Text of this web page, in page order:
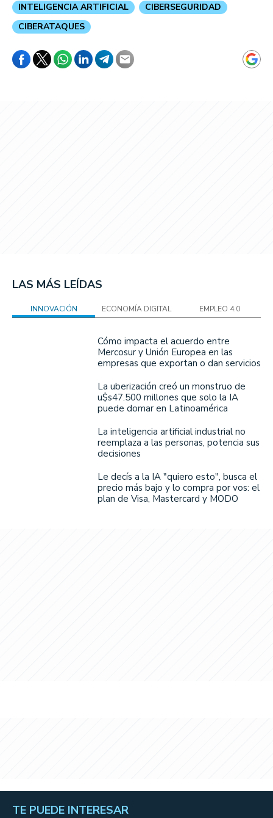
INTELIGENCIA ARTIFICIAL
CIBERSEGURIDAD
CIBERATAQUES
LAS MÁS LEÍDAS
INNOVACIÓN ECONOMÍA DIGITAL EMPLEO 4.0
Cómo impacta el acuerdo entre
Mercosur y Unión Europea en las
empresas que exportan o dan servicios
La uberización creó un monstruo de
u$s47.500 millones que solo la IA
puede domar en Latinoamérica
La inteligencia artificial industrial no
reemplaza a las personas, potencia sus
decisiones
Le decís a la IA "quiero esto", busca el
precio más bajo y lo compra por vos: el
plan de Visa, Mastercard y MODO
TE PUEDE INTERESAR